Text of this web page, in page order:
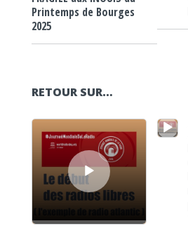
Printemps de Bourges
2025
RETOUR SUR…
Lecteur audio
Lecteur audio